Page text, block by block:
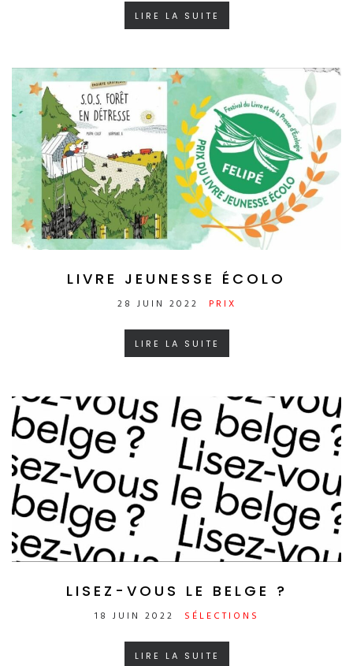
LIRE LA SUITE
LIVRE JEUNESSE ÉCOLO
28 JUIN 2022 PRIX
LIRE LA SUITE
LISEZ-VOUS LE BELGE ?
18 JUIN 2022 SÉLECTIONS
LIRE LA SUITE